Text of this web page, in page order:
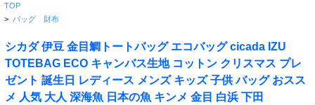
TOP
> バッグ 財布
シカダ 伊豆 金目鯛トートバッグ エコバッグ cicada IZU
TOTEBAG ECO キャンバス生地 コットン クリスマス プレ
ゼント 誕生日 レディース メンズ キッズ 子供 バッグ おスス
メ 人気 大人 深海魚 日本の魚 キンメ 金目 白浜 下田